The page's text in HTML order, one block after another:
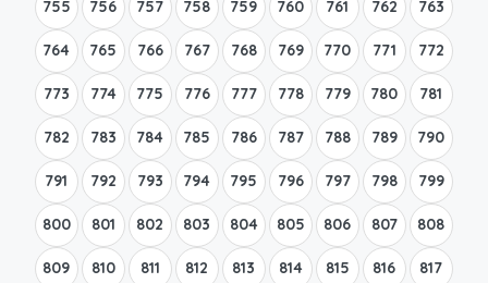
755 756 757 758 759 760 761 762 763
764 765 766 767 768 769 770 771 772
773 774 775 776 777 778 779 780 781
782 783 784 785 786 787 788 789 790
791 792 793 794 795 796 797 798 799
800 801 802 803 804 805 806 807 808
809 810 811 812 813 814 815 816 817